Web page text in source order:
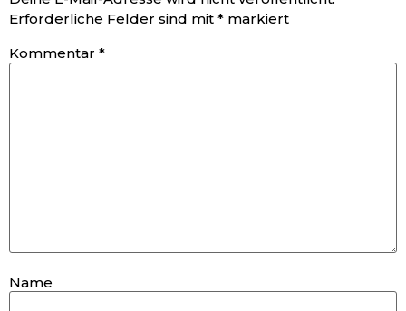
Erforderliche Felder sind mit * markiert
Kommentar *
Name